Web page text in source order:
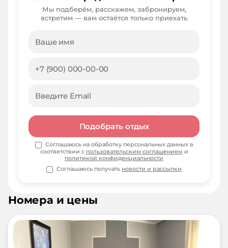
Номера и цены
Мы подберём, расскажем, забронируем,
встретим — вам остаётся только приехать
Подобрать отдых
Соглашаюсь на обработку персональных данных в
соответствии с пользовательским соглашением и
политикой конфиденциальности
Соглашаюсь получать новости и рассылки